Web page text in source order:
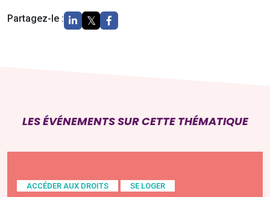
Partagez-le :
LES ÉVÉNEMENTS SUR CETTE THÉMATIQUE
ACCÉDER AUX DROITS SE LOGER